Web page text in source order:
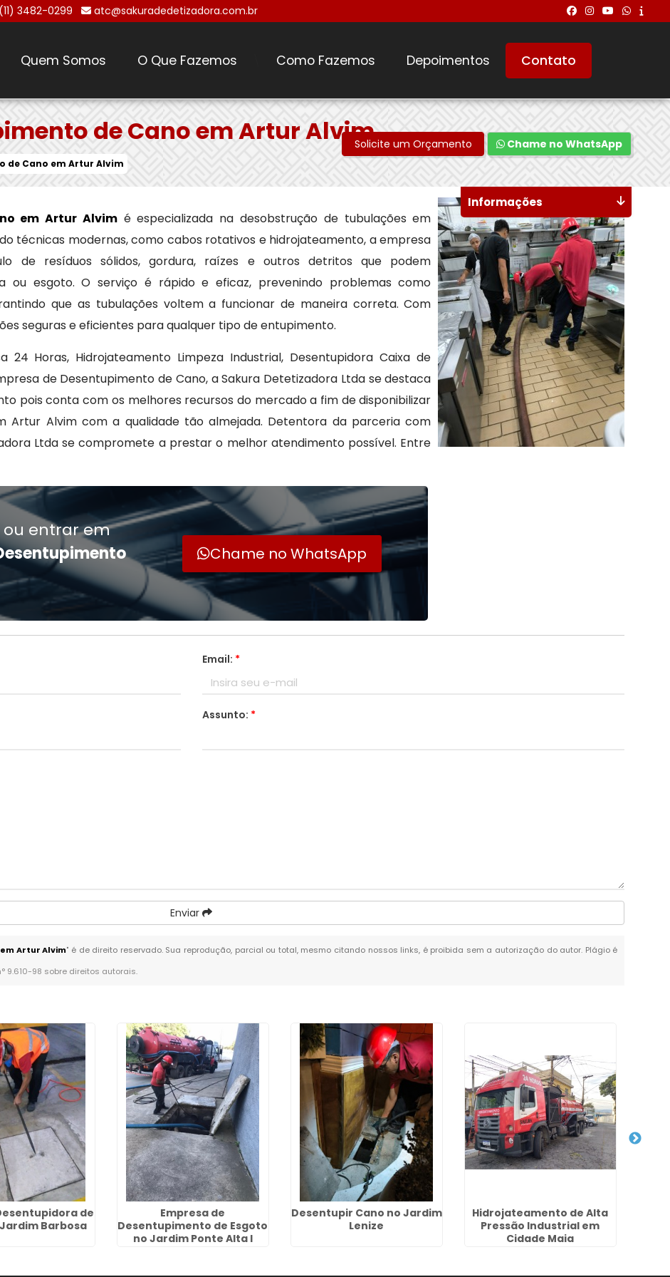
(11) 3482-0299 atc@sakuradedetizadora.com.br
Quem Somos O Que Fazemos Como Fazemos Depoimentos Contato
de Cano em Artur Alvim
de Cano em Artur Alvim
Solicite um Orçamento Chame no WhatsApp
em Artur Alvimé especializada na desobstrução de tubulações em
técnicas modernas, como cabos rotativos e hidrojateamento, a empresa
de resíduos sólidos, gordura, raízes e outros detritos que podem
ou esgoto. O serviço é rápido e eficaz, prevenindo problemas como
que as tubulações voltem a funcionar de maneira correta. Com
seguras e eficientes para qualquer tipo de entupimento.
24 Horas, Hidrojateamento Limpeza Industrial, Desentupidora Caixa de
de Desentupimento de Cano, a Sakura Detetizadora Ltda se destaca
pois conta com os melhores recursos do mercado a fim de disponibilizar
Artur Alvim com a qualidade tão almejada. Detentora da parceria com
Ltda se compromete a prestar o melhor atendimento possível. Entre
entrar em
Chame no WhatsApp
Email: *
Assunto: *
Enviar
Artur Alvim" é de direito reservado. Sua reprodução, parcial ou total, mesmo citando nossos links, é proibida sem a autorização do autor. Plágio é
9.610-98 sobre direitos autorais.
Informações
de
Barbosa
Empresa de
Desentupimento de Esgoto
no Jardim Ponte Alta I
Desentupir Cano no Jardim
Lenize
Hidrojateamento de Alta
Pressão Industrial em
Cidade Maia